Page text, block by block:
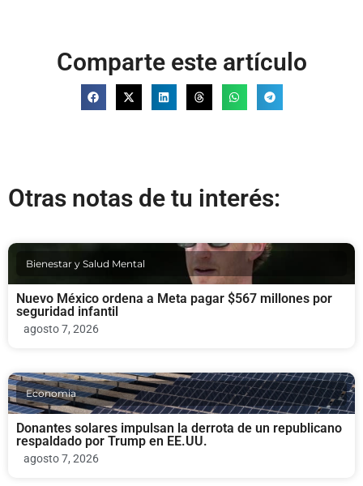
Comparte este artículo
Otras notas de tu interés:
Bienestar y Salud Mental
Nuevo México ordena a Meta pagar $567 millones por
seguridad infantil
agosto 7, 2026
Economia
Donantes solares impulsan la derrota de un republicano
respaldado por Trump en EE.UU.
agosto 7, 2026